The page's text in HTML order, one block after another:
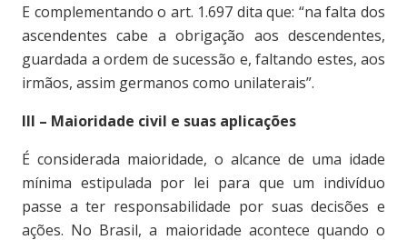
E complementando o art. 1.697 dita que: “na falta dos
ascendentes cabe a obrigação aos descendentes,
guardada a ordem de sucessão e, faltando estes, aos
irmãos, assim germanos como unilaterais”.
III – Maioridade civil e suas aplicações
É considerada maioridade, o alcance de uma idade
mínima estipulada por lei para que um indivíduo
passe a ter responsabilidade por suas decisões e
ações. No Brasil, a maioridade acontece quando o